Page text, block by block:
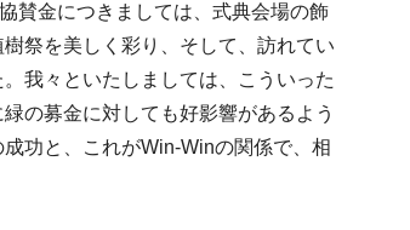
賛金につきましては、式典会場の飾
祭を美しく彩り、そして、訪れてい
我々といたしましては、こういった
の募金に対しても好影響があるよう
功と、これがWin-Winの関係で、相